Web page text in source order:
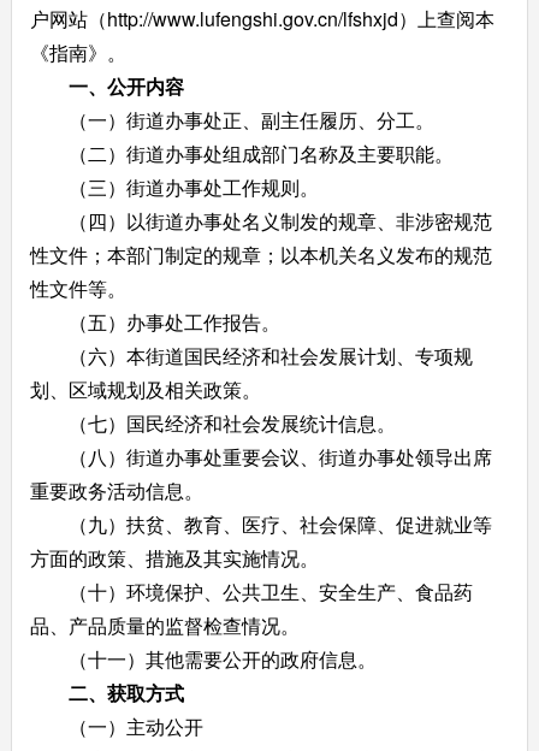
户网站（http://www.lufengshi.gov.cn/lfshxjd）上查阅本
《指南》。
一、公开内容
（一）街道办事处正、副主任履历、分工。
（二）街道办事处组成部门名称及主要职能。
（三）街道办事处工作规则。
（四）以街道办事处名义制发的规章、非涉密规范
性文件；本部门制定的规章；以本机关名义发布的规范
性文件等。
（五）办事处工作报告。
（六）本街道国民经济和社会发展计划、专项规
划、区域规划及相关政策。
（七）国民经济和社会发展统计信息。
（八）街道办事处重要会议、街道办事处领导出席
重要政务活动信息。
（九）扶贫、教育、医疗、社会保障、促进就业等
方面的政策、措施及其实施情况。
（十）环境保护、公共卫生、安全生产、食品药
品、产品质量的监督检查情况。
（十一）其他需要公开的政府信息。
二、获取方式
（一）主动公开